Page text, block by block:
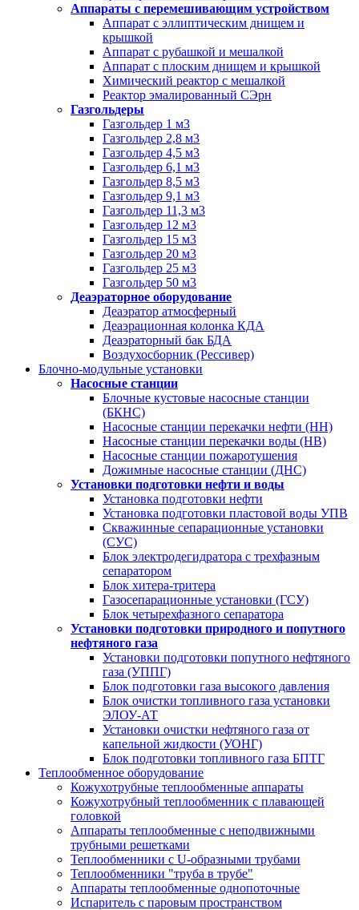
Аппараты с перемешивающим устройством
Аппарат с эллиптическим днищем и
крышкой
Аппарат с рубашкой и мешалкой
Аппарат с плоским днищем и крышкой
Химический реактор с мешалкой
Реактор эмалированный СЭрн
Газгольдеры
Газгольдер 1 м3
Газгольдер 2,8 м3
Газгольдер 4,5 м3
Газгольдер 6,1 м3
Газгольдер 8,5 м3
Газгольдер 9,1 м3
Газгольдер 11,3 м3
Газгольдер 12 м3
Газгольдер 15 м3
Газгольдер 20 м3
Газгольдер 25 м3
Газгольдер 50 м3
Деаэраторное оборудование
Деаэратор атмосферный
Деаэрационная колонка КДА
Деаэраторный бак БДА
Воздухосборник (Рессивер)
Блочно-модульные установки
Насосные станции
Блочные кустовые насосные станции
(БКНС)
Насосные станции перекачки нефти (НН)
Насосные станции перекачки воды (НВ)
Насосные станции пожаротушения
Дожимные насосные станции (ДНС)
Установки подготовки нефти и воды
Установка подготовки нефти
Установка подготовки пластовой воды УПВ
Скважинные сепарационные установки
(СУС)
Блок электродегидратора с трехфазным
сепаратором
Блок хитера-тритера
Газосепарационные установки (ГСУ)
Блок четырехфазного сепаратора
Установки подготовки природного и попутного
нефтяного газа
Установки подготовки попутного нефтяного
газа (УППГ)
Блок подготовки газа высокого давления
Блок очистки топливного газа установки
ЭЛОУ-АТ
Установки очистки нефтяного газа от
капельной жидкости (УОНГ)
Блок подготовки топливного газа БПТГ
Теплообменное оборудование
Кожухотрубные теплообменные аппараты
Кожухотрубный теплообменник с плавающей
головкой
Аппараты теплообменные с неподвижными
трубными решетками
Теплообменники с U-образными трубами
Теплообменники "труба в трубе"
Аппараты теплообменные однопоточные
Испаритель с паровым пространством